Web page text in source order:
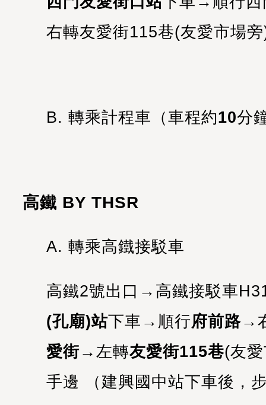
右轉友愛街115巷(友愛市場
B. 轉乘計程車（車程約10分
高鐵 BY THSR
A. 轉乘高鐵接駁車
高鐵2號出口→高鐵接駁車
(孔廟)站下車→順行府前路→
愛街→左轉友愛街115巷(友
手邊 （ 建興國中站下車後，